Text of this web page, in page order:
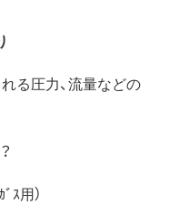
る圧力、流量などの
用）